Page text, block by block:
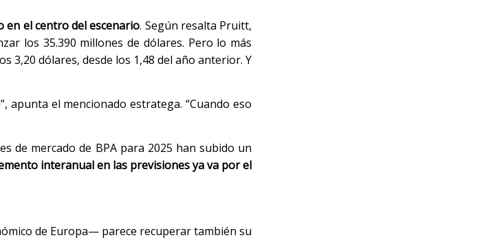
en el centro del escenario. Según resalta Pruitt,
los 35.390 millones de dólares. Pero lo más
3,20 dólares, desde los 1,48 del año anterior. Y
apunta el mencionado estratega. “Cuando eso
de mercado de BPA para 2025 han subido un
interanual en las previsiones ya va por el
de Europa— parece recuperar también su